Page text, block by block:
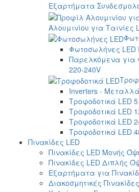
Εξαρτήματα
Αλουμινίου για Ταινίες
Φωτοσωλήνες LED
Παρελκόμενα για
220-240V
Inverters -
Τροφοδοτικά LED 5
Τροφοδοτικά LED
Τροφοδοτικά LED
Τροφοδοτικά LED
Πινακίδες LED
Πινακίδες LED Μονής
Πινακίδες LED Διπλής
Εξαρτήματα για
Διακοσμητικές